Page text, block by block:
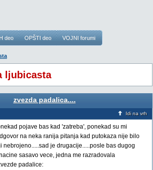
deo OPŠTI deo VOJNI forumi
ljubicasta
zvezda padalica....
Idi na vrh
pojave bas kad 'zatreba', ponekad su mi
na neka ranija pitanja kad putokaza nije bilo
nebrojeno.....sad je drugacije.....posle bas dugog
sasavo vece, jedna me razradovala
padalice: